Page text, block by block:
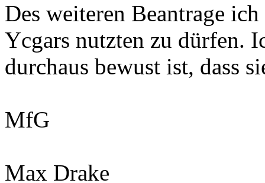
Des weiteren Beantrage
Ycgars nutzten zu dürfen.
durchaus bewust ist, dass
MfG
Max Drake